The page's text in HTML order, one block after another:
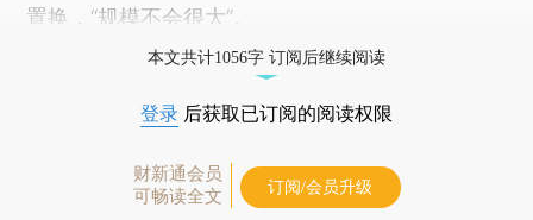
置换，“规模不会很大”。
本文共计1056字 订阅后继续阅读
登录 后获取已订阅的阅读权限
财新通会员
可畅读全文
订阅/会员升级